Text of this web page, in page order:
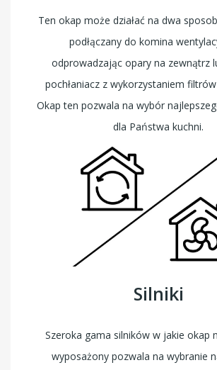
Ten okap może działać na dwa
podłączany do komina
odprowadzając opary na zewnątrz
pochłaniacz z wykorzystaniem
Okap ten pozwala na wybór
dla Państwa kuchni.
Silniki
Szeroka gama silników w jakie okap
wyposażony pozwala na wybranie